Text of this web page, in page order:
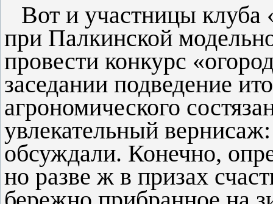
Вот и участницы клуба
при Палкинской
провести конкурс
заседании подведение
агрономического
увлекательный
обсуждали. Конечно,
но разве ж в призах